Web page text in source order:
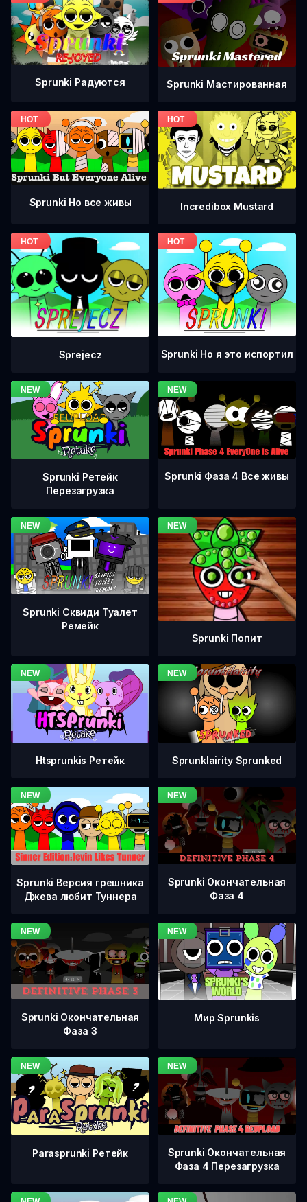
Sprunki Радуются Sprunki Мастированная
Sprunki Но все живы Incredibox Mustard
Sprejecz Sprunki Но я это испортил
Sprunki Ретейк
Перезагрузка
Sprunki Фаза 4 Все живы
Sprunki Сквиди Туалет
Ремейк
Sprunki Попит
Htsprunkis Ретейк Sprunklairity Sprunked
Sprunki Версия грешника
Джева любит Туннера
Sprunki Окончательная
Фаза 4
Sprunki Окончательная
Фаза 3
Мир Sprunkis
Parasprunki Ретейк
Sprunki Окончательная
Фаза 4 Перезагрузка